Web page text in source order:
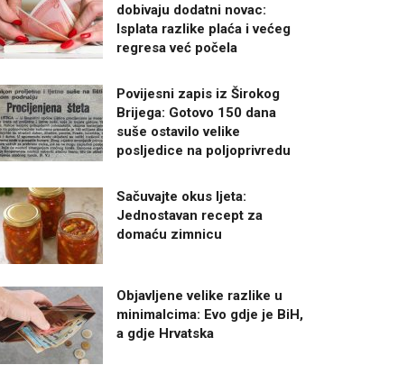
dobivaju dodatni novac:
Isplata razlike plaća i većeg
regresa već počela
Povijesni zapis iz Širokog
Brijega: Gotovo 150 dana
suše ostavilo velike
posljedice na poljoprivredu
Sačuvajte okus ljeta:
Jednostavan recept za
domaću zimnicu
Objavljene velike razlike u
minimalcima: Evo gdje je BiH,
a gdje Hrvatska